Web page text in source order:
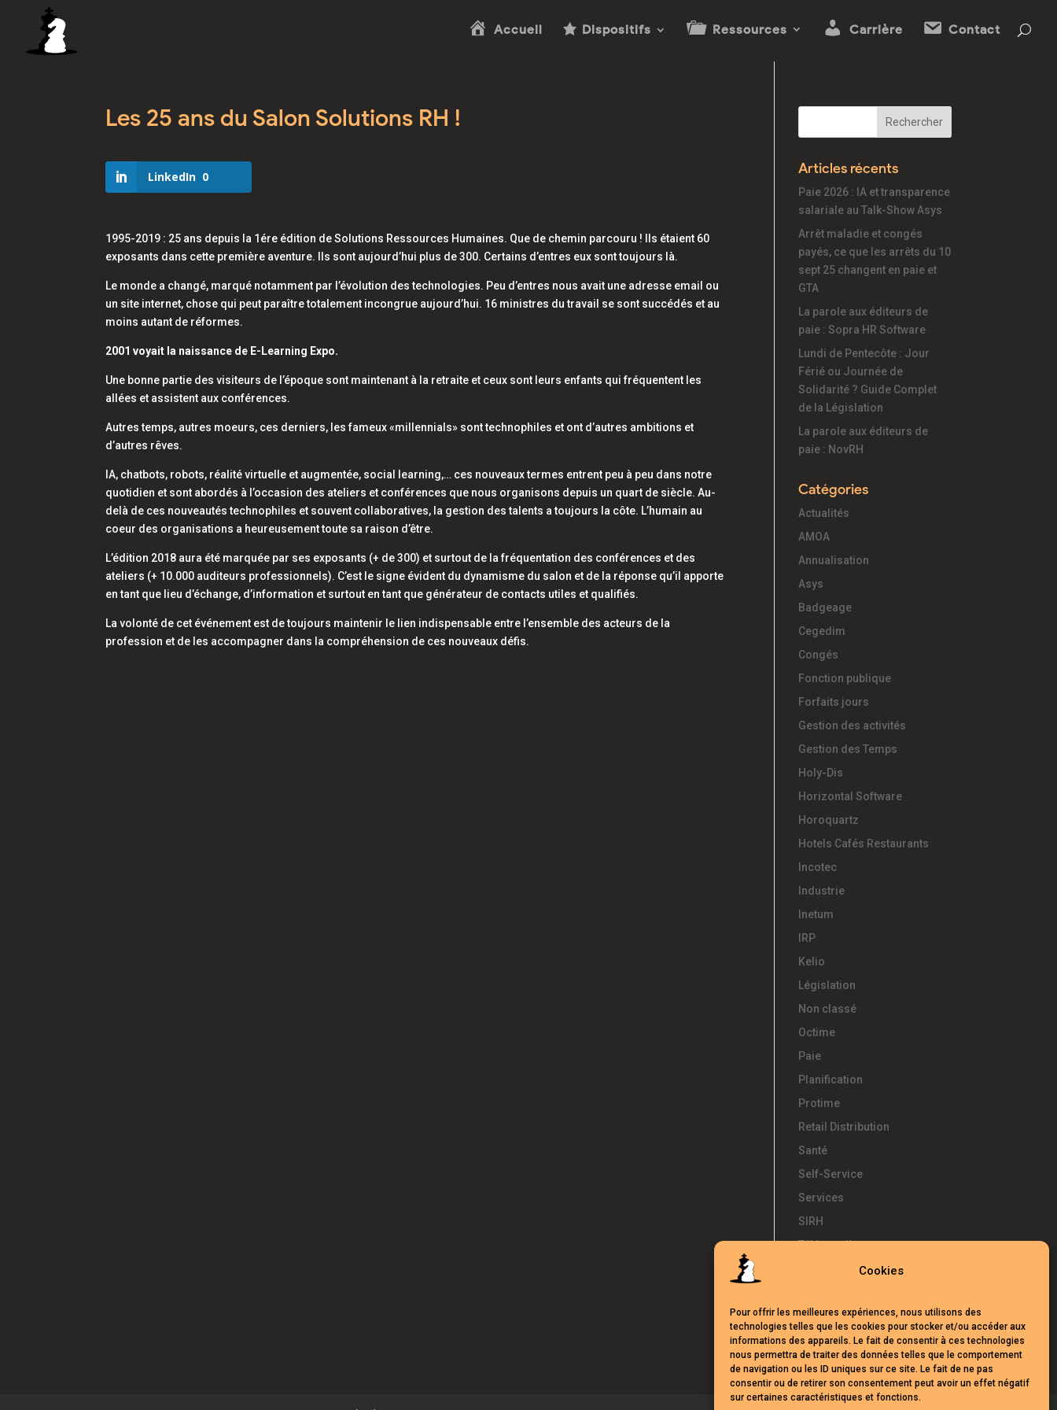
Cookies
Pour offrir les meilleures expériences, nous utilisons des
technologies telles que les cookies pour stocker et/ou accéder aux
informations des appareils. Le fait de consentir à ces technologies
nous permettra de traiter des données telles que le comportement
de navigation ou les ID uniques sur ce site. Le fait de ne pas
consentir ou de retirer son consentement peut avoir un effet négatif
sur certaines caractéristiques et fonctions.
Accueil Dispositifs Ressources Carrière Contact
Les 25 ans du Salon Solutions RH !
LinkedIn 0
1995-2019 : 25 ans depuis la 1ére édition de Solutions Ressources Humaines. Que de chemin parcouru ! Ils étaient 60
exposants dans cette première aventure. Ils sont aujourd’hui plus de 300. Certains d’entres eux sont toujours là.
Le monde a changé, marqué notamment par l’évolution des technologies. Peu d’entres nous avait une adresse email ou
un site internet, chose qui peut paraître totalement incongrue aujourd’hui. 16 ministres du travail se sont succédés et au
moins autant de réformes.
2001 voyait la naissance de E-Learning Expo.
Une bonne partie des visiteurs de l’époque sont maintenant à la retraite et ceux sont leurs enfants qui fréquentent les
allées et assistent aux conférences.
Autres temps, autres moeurs, ces derniers, les fameux «millennials» sont technophiles et ont d’autres ambitions et
d’autres rêves.
IA, chatbots, robots, réalité virtuelle et augmentée, social learning,… ces nouveaux termes entrent peu à peu dans notre
quotidien et sont abordés à l’occasion des ateliers et conférences que nous organisons depuis un quart de siècle. Au-
delà de ces nouveautés technophiles et souvent collaboratives, la gestion des talents a toujours la côte. L’humain au
coeur des organisations a heureusement toute sa raison d’être.
L’édition 2018 aura été marquée par ses exposants (+ de 300) et surtout de la fréquentation des conférences et des
ateliers (+ 10.000 auditeurs professionnels). C’est le signe évident du dynamisme du salon et de la réponse qu’il apporte
en tant que lieu d’échange, d’information et surtout en tant que générateur de contacts utiles et qualifiés.
La volonté de cet événement est de toujours maintenir le lien indispensable entre l’ensemble des acteurs de la
profession et de les accompagner dans la compréhension de ces nouveaux défis.
Articles récents
Paie 2026 : IA et transparence
salariale au Talk-Show Asys
Arrêt maladie et congés
payés, ce que les arrêts du 10
sept 25 changent en paie et
GTA
La parole aux éditeurs de
paie : Sopra HR Software
Lundi de Pentecôte : Jour
Férié ou Journée de
Solidarité ? Guide Complet
de la Législation
La parole aux éditeurs de
paie : NovRH
Catégories
Actualités
AMOA
Annualisation
Asys
Badgeage
Cegedim
Congés
Fonction publique
Forfaits jours
Gestion des activités
Gestion des Temps
Holy-Dis
Horizontal Software
Horoquartz
Hotels Cafés Restaurants
Incotec
Industrie
Inetum
IRP
Kelio
Législation
Non classé
Octime
Paie
Planification
Protime
Retail Distribution
Santé
Self-Service
Services
SIRH
Télétravail
Témoignages
UKG
Webinars